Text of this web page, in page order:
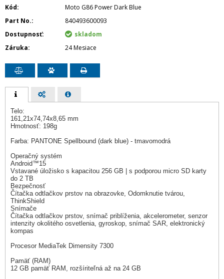
Kód
Moto G86 Power Dark Blue
Part No.
840493600093
Dostupnosť
skladom
Záruka
24 Mesiace
Telo:
161,21x74,74x8,65 mm
Hmotnosť: 198g
Farba: PANTONE Spellbound (dark blue) - tmavomodrá
Operačný systém
Android™15
Vstavané úložisko s kapacitou 256 GB | s podporou micro SD karty
do 2 TB
Bezpečnosť
Čítačka odtlačkov prstov na obrazovke, Odomknutie tvárou,
ThinkShield
Snímače
Čítačka odtlačkov prstov, snímač priblíženia, akcelerometer, senzor
intenzity okolitého osvetlenia, gyroskop, snímač SAR, elektronický
kompas
Procesor MediaTek Dimensity 7300
Pamäť (RAM)
12 GB pamäť RAM, rozšíriteľná až na 24 GB